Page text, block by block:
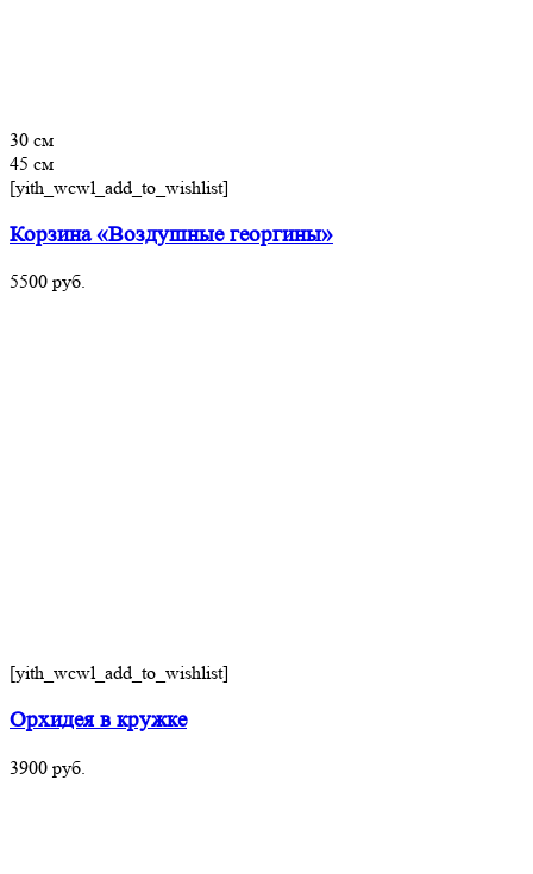
30 см
45 см
[yith_wcwl_add_to_wishlist]
Корзина «Воздушные георгины»
5500 руб.
[yith_wcwl_add_to_wishlist]
Орхидея в кружке
3900 руб.